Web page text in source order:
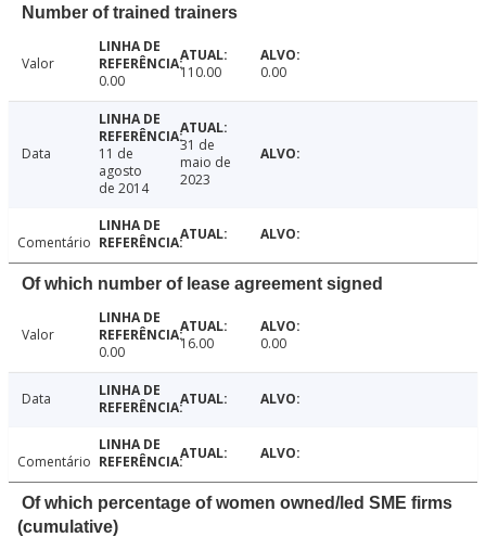
Number of trained trainers
Valor
0.00
110.00 0.00
Data
11 de
agosto
de 2014
31 de
maio de
2023
Comentário
Of which number of lease agreement signed
Valor
0.00
16.00 0.00
Data
Comentário
Of which percentage of women owned/led SME firms
(cumulative)